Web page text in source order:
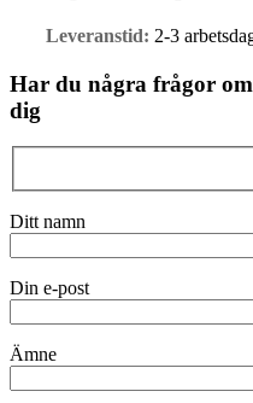
Leveranstid: 2-3
Har du några frågor
dig
Ditt namn
Din e-post
Ämne